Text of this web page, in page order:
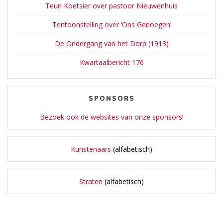
Teun Koetsier over pastoor Nieuwenhuis
Tentoonstelling over ‘Ons Genoegen’
De Ondergang van het Dorp (1913)
Kwartaalbericht 176
SPONSORS
Bezoek ook de websites van onze sponsors!
Kunstenaars (alfabetisch)
Straten (alfabetisch)